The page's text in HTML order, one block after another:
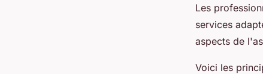
Les
services
aspects de
Voici les